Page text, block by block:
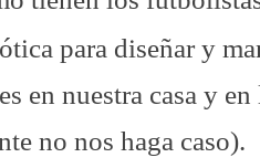
para diseñar y
en nuestra casa y
no nos haga caso).